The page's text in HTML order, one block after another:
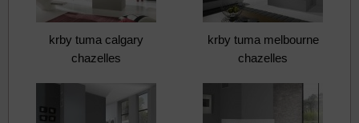
krby tuma calgary
chazelles
krby tuma melbourne
chazelles